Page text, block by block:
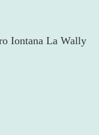
Iontana La Wally